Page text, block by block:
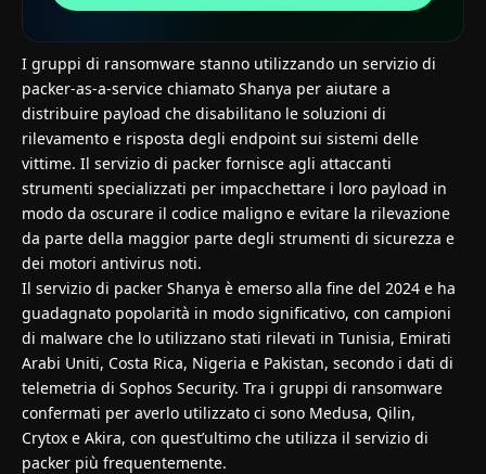
I gruppi di ransomware stanno utilizzando un servizio di
packer-as-a-service chiamato Shanya per aiutare a
distribuire payload che disabilitano le soluzioni di
rilevamento e risposta degli endpoint sui sistemi delle
vittime. Il servizio di packer fornisce agli attaccanti
strumenti specializzati per impacchettare i loro payload in
modo da oscurare il codice maligno e evitare la rilevazione
da parte della maggior parte degli strumenti di sicurezza e
dei motori antivirus noti.
Il servizio di packer Shanya è emerso alla fine del 2024 e ha
guadagnato popolarità in modo significativo, con campioni
di malware che lo utilizzano stati rilevati in Tunisia, Emirati
Arabi Uniti, Costa Rica, Nigeria e Pakistan, secondo i dati di
telemetria di Sophos Security. Tra i gruppi di ransomware
confermati per averlo utilizzato ci sono Medusa, Qilin,
Crytox e Akira, con quest’ultimo che utilizza il servizio di
packer più frequentemente.